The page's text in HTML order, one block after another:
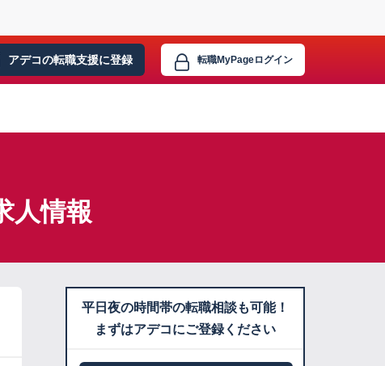
アデコの転職支援に登録 転職MyPageログイン
人情報
平日夜の時間帯の転職相談も可能！
まずはアデコにご登録ください